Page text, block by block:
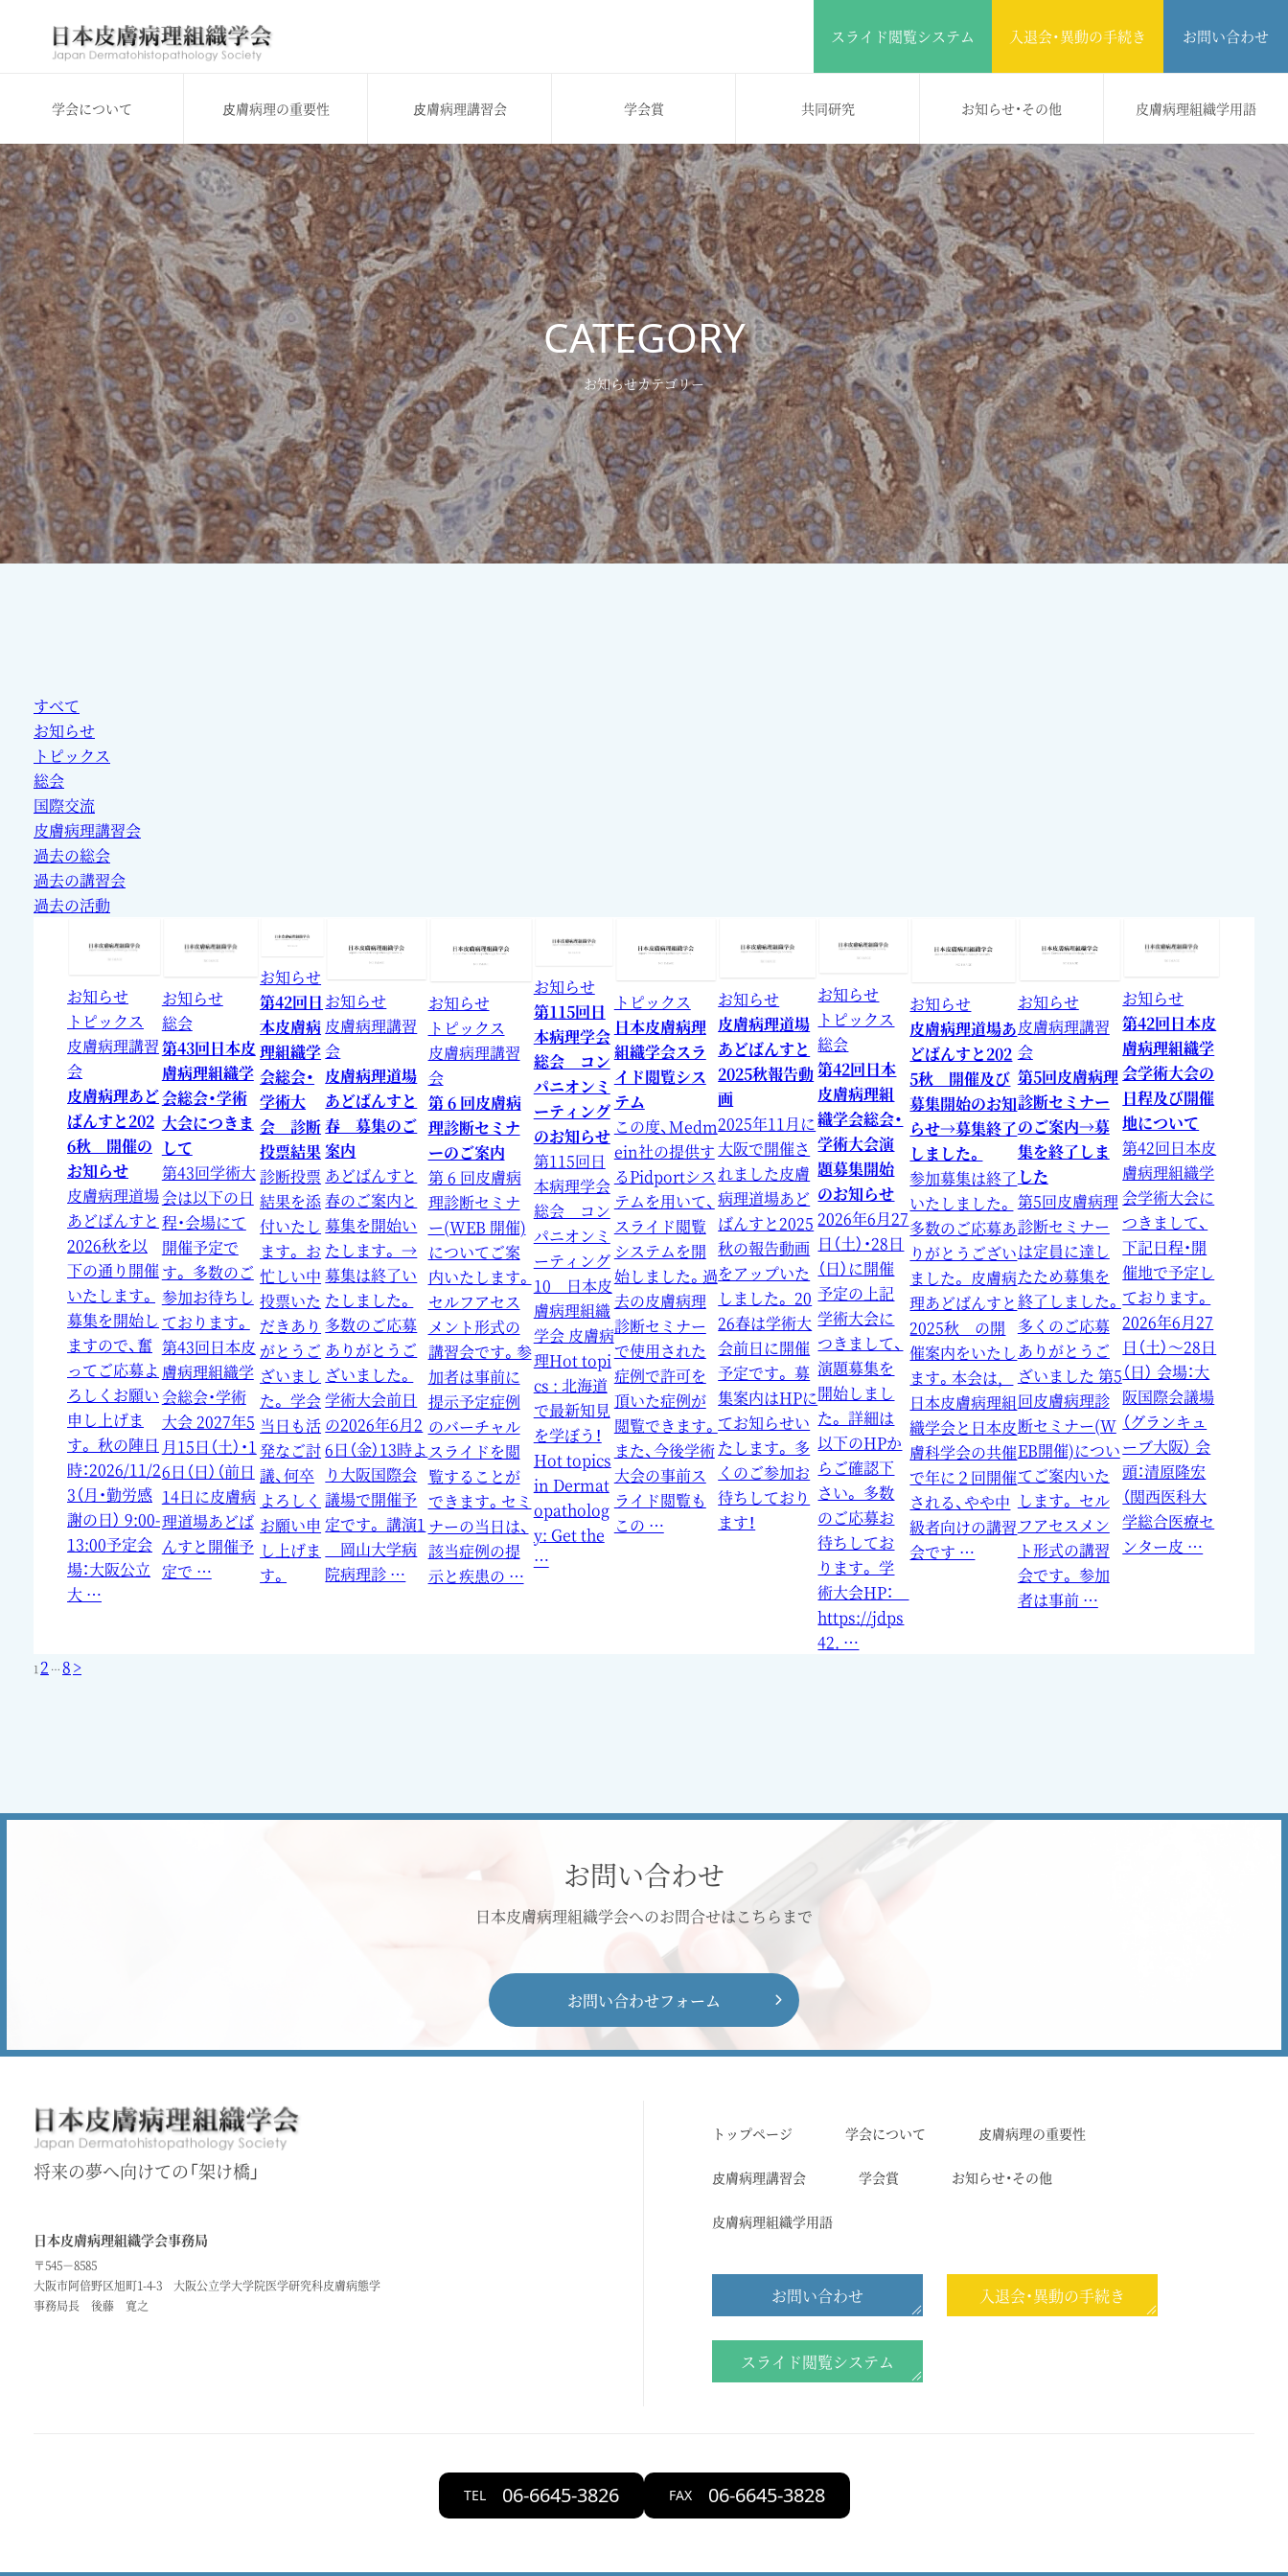
スライド閲覧システム 入退会・異動の手続き お問い合わせ
学会について ⽪膚病理の重要性 ⽪膚病理講習会 学会賞 共同研究 お知らせ・その他 皮膚病理組織学用語
CATEGORY
お知らせカテゴリー
すべて
お知らせ
トピックス
総会
国際交流
皮膚病理講習会
過去の総会
過去の講習会
過去の活動
お知らせ
トピックス
皮膚病理講習
会
皮膚病理あど
ばんすと202
6秋 開催の
お知らせ
皮膚病理道場
あどばんすと
2026秋を以
下の通り開催
いたします。
募集を開始し
ますので、奮
ってご応募よ
ろしくお願い
申し上げま
す。 秋の陣日
時：2026/11/2
3（月・勤労感
謝の日） 9:00-
13:00予定会
場：大阪公立
大 …
お知らせ
総会
第43回日本皮
膚病理組織学
会総会・学術
大会につきま
して
第43回学術大
会は以下の日
程・会場にて
開催予定で
す。 多数のご
参加お待ちし
ております。
第43回日本皮
膚病理組織学
会総会・学術
大会 2027年5
月15日（土）・1
6日（日）（前日
14日に皮膚病
理道場あどば
んすと開催予
定で …
お知らせ
第42回日
本皮膚病
理組織学
会総会・
学術大
会 診断
投票結果
診断投票
結果を添
付いたし
ます。 お
忙しい中
投票いた
だきあり
がとうご
ざいまし
た。 学会
当日も活
発なご討
議、何卒
よろしく
お願い申
し上げま
す。
お知らせ
皮膚病理講習
会
皮膚病理道場
あどばんすと
春 募集のご
案内
あどばんすと
春のご案内と
募集を開始い
たします。 →
募集は終了い
たしました。
多数のご応募
ありがとうご
ざいました。
学術大会前日
の2026年6月2
6日（金）13時よ
り大阪国際会
議場で開催予
定です。 講演1
岡山大学病
院病理診 …
お知らせ
トピックス
皮膚病理講習
会
第 6 回皮膚病
理診断セミナ
ーのご案内
第 6 回皮膚病
理診断セミナ
ー(WEB 開催)
についてご案
内いたします。
セルフアセス
メント形式の
講習会です。参
加者は事前に
提示予定症例
のバーチャル
スライドを閲
覧することが
できます。セミ
ナーの当日は、
該当症例の提
示と疾患の …
お知らせ
第115回日
本病理学会
総会 コン
パニオンミ
ーティング
のお知らせ
第115回日
本病理学会
総会 コン
パニオンミ
ーティング
10 日本皮
膚病理組織
学会 皮膚病
理Hot topi
cs : 北海道
で最新知見
を学ぼう！
Hot topics
in Dermat
opatholog
y: Get the
…
トピックス
日本皮膚病理
組織学会スラ
イド閲覧シス
テム
この度、Medm
ein社の提供す
るPidportシス
テムを用いて、
スライド閲覧
システムを開
始しました。過
去の皮膚病理
診断セミナー
で使用された
症例で許可を
頂いた症例が
閲覧できます。
また、今後学術
大会の事前ス
ライド閲覧も
この …
お知らせ
皮膚病理道場
あどばんすと
2025秋報告動
画
2025年11月に
大阪で開催さ
れました皮膚
病理道場あど
ばんすと2025
秋の報告動画
をアップいた
しました。 20
26春は学術大
会前日に開催
予定です。 募
集案内はHPに
てお知らせい
たします。 多
くのご参加お
待ちしており
ます！
お知らせ
トピックス
総会
第42回日本
皮膚病理組
織学会総会・
学術大会演
題募集開始
のお知らせ
2026年6月27
日（土）・28日
（日）に開催
予定の上記
学術大会に
つきまして、
演題募集を
開始しまし
た。 詳細は
以下のHPか
らご確認下
さい。 多数
のご応募お
待ちしてお
ります。 学
術大会HP：
https://jdps
42. …
お知らせ
皮膚病理道場あ
どばんすと202
5秋 開催及び
募集開始のお知
らせ→募集終了
しました。
参加募集は終了
いたしました。
多数のご応募あ
りがとうござい
ました。 皮膚病
理あどばんすと
2025秋 の開
催案内をいたし
ます。本会は，
日本皮膚病理組
織学会と日本皮
膚科学会の共催
で年に２回開催
される、やや中
級者向けの講習
会です …
お知らせ
皮膚病理講習
会
第5回皮膚病理
診断セミナー
のご案内→募
集を終了しま
した
第5回皮膚病理
診断セミナー
は定員に達し
たため募集を
終了しました。
多くのご応募
ありがとうご
ざいました 第5
回皮膚病理診
断セミナー(W
EB開催)につい
てご案内いた
します。 セル
フアセスメン
ト形式の講習
会です。 参加
者は事前 …
お知らせ
第42回日本皮
膚病理組織学
会学術大会の
日程及び開催
地について
第42回日本皮
膚病理組織学
会学術大会に
つきまして、
下記日程・開
催地で予定し
ております。
2026年6月27
日（土）～28日
（日） 会場：大
阪国際会議場
（グランキュ
ーブ大阪） 会
頭：清原隆宏
（関西医科大
学総合医療セ
ンター皮 …
稿
の
定
ペ
1 固
2 … 固
8>
お問い合わせ
日本皮膚病理組織学会へのお問合せはこちらまで
お問い合わせフォーム
将来の夢へ向けての「架け橋」
日本皮膚病理組織学会事務局
〒545－8585
大阪市阿倍野区旭町1-4-3 大阪公立学大学院医学研究科皮膚病態学
事務局長 後藤 寛之
トップページ 学会について ⽪膚病理の重要性
⽪膚病理講習会 学会賞 お知らせ・その他
皮膚病理組織学用語
お問い合わせ 入退会・異動の手続き
スライド閲覧システム
TEL 06-6645-3826 FAX 06-6645-3828